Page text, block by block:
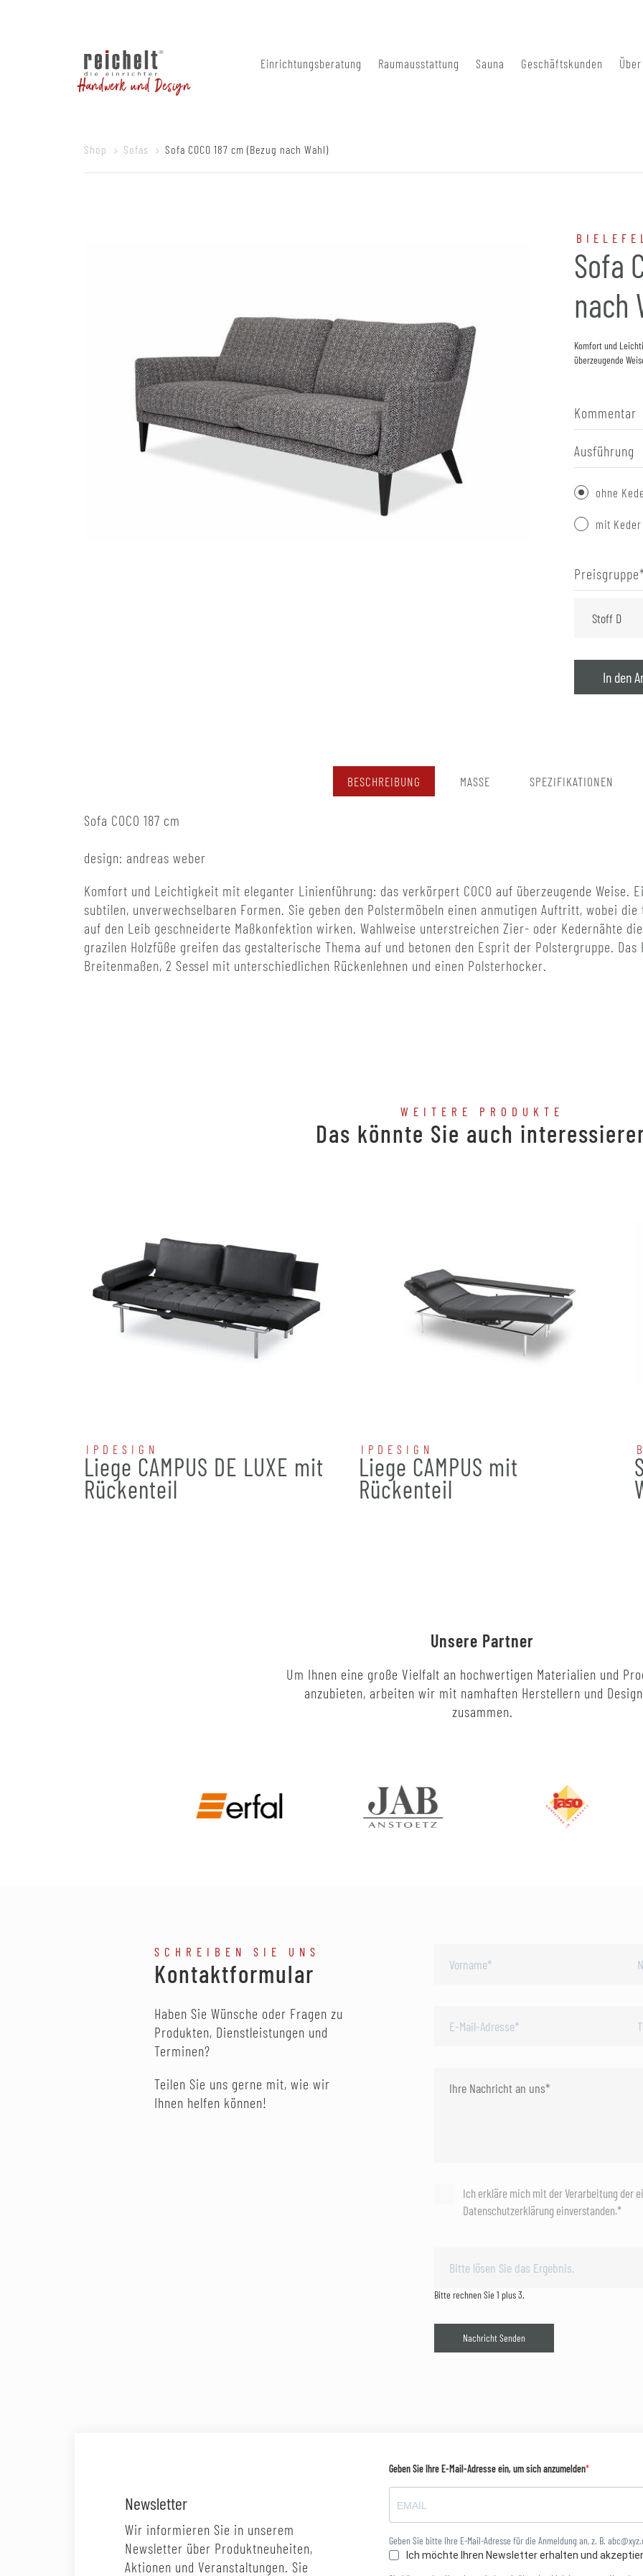
Handwerk und Design
Einrichtungsberatung Raumausstattung Sauna Geschäftskunden
Shop Sofas Sofa COCO 187 cm (Bezug nach Wahl)
Sofa
nach
Komfort und
überzeugende
Kommentar
Ausführung
ohne
mit Keder
Preisgruppe
In den
BESCHREIBUNG MASSE SPEZIFIKATIONEN
Sofa COCO 187 cm
design: andreas weber
Komfort und Leichtigkeit mit eleganter Linienführung: das verkörpert COCO auf überzeugende Weise.
subtilen, unverwechselbaren Formen. Sie geben den Polstermöbeln einen anmutigen Auftritt, wobei
auf den Leib geschneiderte Maßkonfektion wirken. Wahlweise unterstreichen Zier- oder Kedernähte
grazilen Holzfüße greifen das gestalterische Thema auf und betonen den Esprit der Polstergruppe. Das
Breitenmaßen, 2 Sessel mit unterschiedlichen Rückenlehnen und einen Polsterhocker.
WEITERE PRODUKTE
Das könnte Sie auch
IPDESIGN
Liege CAMPUS DE LUXE mit
Rückenteil
IPDESIGN
Liege CAMPUS mit
Rückenteil
Unsere Partner
Um Ihnen eine große Vielfalt an hochwertigen Materialien und
anzubieten, arbeiten wir mit namhaften Herstellern und
zusammen.
SCHREIBEN SIE UNS
Kontaktformular
Haben Sie Wünsche oder Fragen zu
Produkten, Dienstleistungen und
Terminen?
Teilen Sie uns gerne mit, wie wir
Ihnen helfen können!
Ich erkläre mich mit der Verarbeitung der
Datenschutzerklärung einverstanden.*
Bitte rechnen Sie 1 plus 3.
Nachricht Senden
Newsletter
Wir informieren Sie in unserem
Newsletter über Produktneuheiten,
Aktionen und Veranstaltungen. Sie
Geben Sie Ihre E-Mail-Adresse ein, um sich anzumelden
Geben Sie bitte Ihre E-Mail-Adresse für die Anmeldung an, z. B.
Ich möchte Ihren Newsletter erhalten und